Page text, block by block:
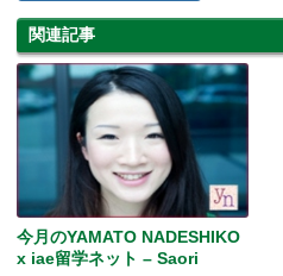
関連記事
今月のYAMATO NADESHIKO
x iae留学ネット – Saori